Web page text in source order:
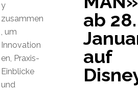
ab 28.
auf
y
zusammen
, um
Innovation
en, Praxis-
Einblicke
und